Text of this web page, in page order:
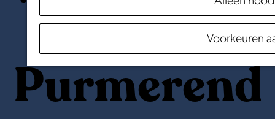
Voorkeuren
Winters
Purmerend